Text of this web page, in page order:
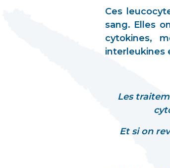
Ces
sang. Elles
cytokines,
interleukines
Les
Et si on